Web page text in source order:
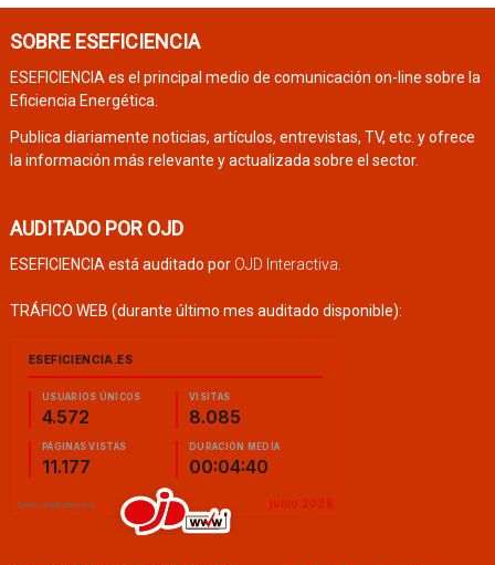
SOBRE ESEFICIENCIA
ESEFICIENCIA es el principal medio de comunicación on-line sobre la
Eficiencia Energética.
Publica diariamente noticias, artículos, entrevistas, TV, etc. y ofrece
la información más relevante y actualizada sobre el sector.
AUDITADO POR OJD
ESEFICIENCIA está auditado por OJD Interactiva
TRÁFICO WEB (durante último mes auditado disponible):